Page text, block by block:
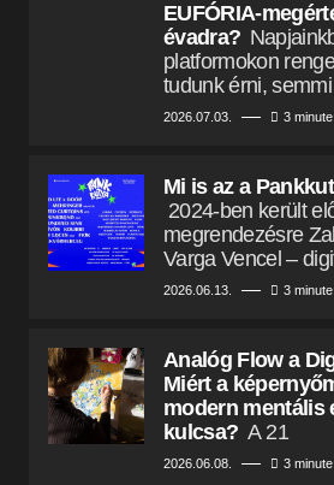
EUFÓRIA-
évadra?
platformokon
tudunk érni, semmi
2026.07.03. 3
Mi is az a
2024-ben került
megrendezésre
Varga Vencel –
2026.06.13. 3
Analóg Flow a
Miért a
modern mentális
kulcsa? A 21
2026.06.08. 3